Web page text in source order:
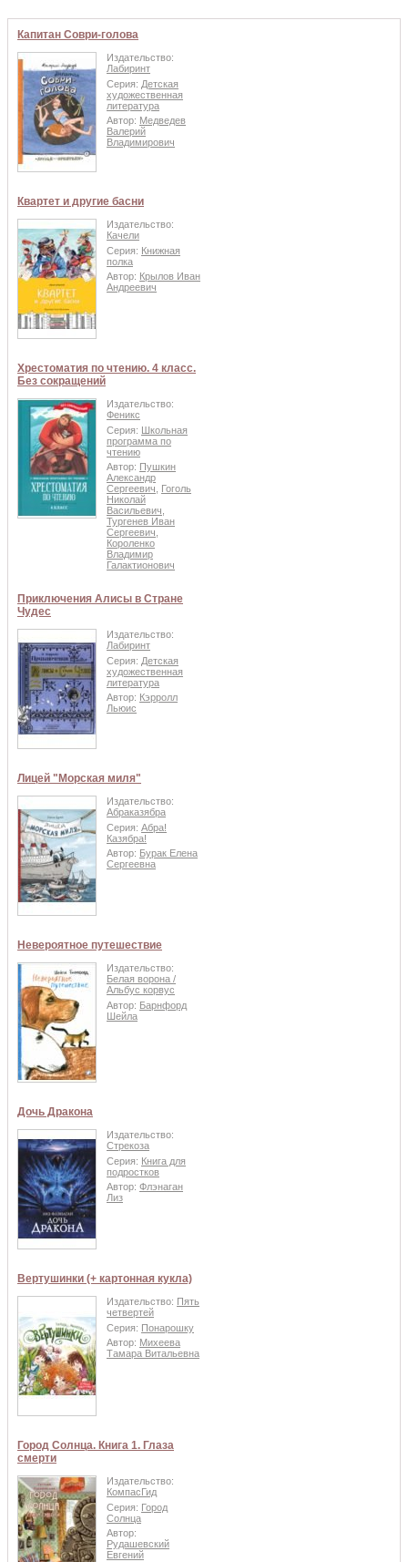
Капитан Соври-голова
Издательство:
Лабиринт
Серия: Детская
художественная
литература
Автор: Медведев
Валерий
Владимирович
Квартет и другие басни
Издательство:
Качели
Серия: Книжная
полка
Автор: Крылов Иван
Андреевич
Хрестоматия по чтению. 4 класс.
Без сокращений
Издательство:
Феникс
Серия: Школьная
программа по
чтению
Автор: Пушкин
Александр
Сергеевич
Гоголь
Николай
Васильевич
Тургенев Иван
Сергеевич
Короленко
Владимир
Галактионович
Приключения Алисы в Стране
Чудес
Издательство:
Лабиринт
Серия: Детская
художественная
литература
Автор: Кэрролл
Льюис
Лицей "Морская миля"
Издательство:
Абраказябра
Серия: Абра!
Казябра!
Автор: Бурак Елена
Сергеевна
Невероятное путешествие
Издательство:
Белая ворона /
Альбус корвус
Автор: Барнфорд
Шейла
Дочь Дракона
Издательство:
Стрекоза
Серия: Книга для
подростков
Автор: Флэнаган
Лиз
Вертушинки (+ картонная кукла)
Издательство: Пять
четвертей
Серия: Понарошку
Автор: Михеева
Тамара Витальевна
Город Солнца. Книга 1. Глаза
смерти
Издательство:
КомпасГид
Серия: Город
Солнца
Автор:
Рудашевский
Евгений